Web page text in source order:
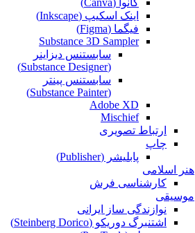
اینک اسکیپ (Inkscape)
فیگما (Figma‎)
Substance 3D Sampler
سابستنس دیزاینر
(Substance Designer)
سابستنس پینتر
(Substance Painter)
Adobe XD
Mischief
ارتباط تصویری
چاپ
پابلیشر (Publisher)
هنر اسلامی
کارشناسی فرش
موسیقی
نوازندگی ساز ایرانی
اشتنبرگ دوریکو (Steinberg Dorico)